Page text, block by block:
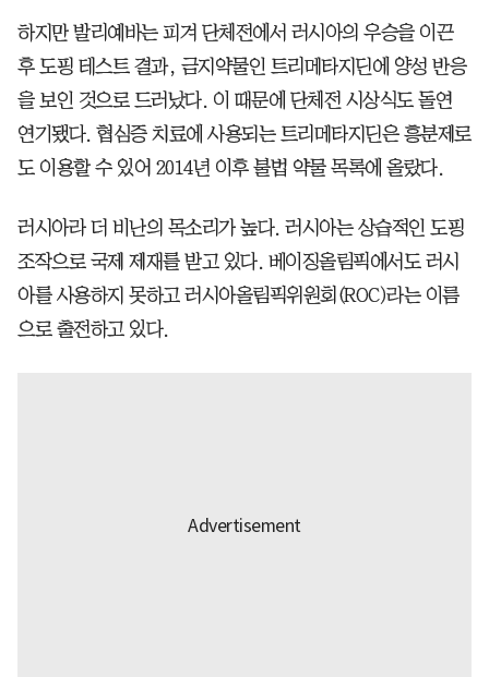
하지만 발리예바는 피겨 단체전에서 러시아의 우승을 이끈
후 도핑 테스트 결과, 금지약물인 트리메타지딘에 양성 반응
을 보인 것으로 드러났다. 이 때문에 단체전 시상식도 돌연
연기됐다. 협심증 치료에 사용되는 트리메타지딘은 흥분제로
도 이용할 수 있어 2014년 이후 불법 약물 목록에 올랐다.
러시아라 더 비난의 목소리가 높다. 러시아는 상습적인 도핑
조작으로 국제 제재를 받고 있다. 베이징올림픽에서도 러시
아를 사용하지 못하고 러시아올림픽위원회(ROC)라는 이름
으로 출전하고 있다.